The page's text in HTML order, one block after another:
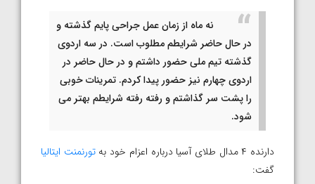
نه ماه از زمان عمل جراحی پایم گذشته و
در حال حاضر شرایطم مطلوب است. در سه اردوی
گذشته تیم ملی حضور داشتم و در حال حاضر در
اردوی چهارم نیز حضور پیدا کردم. تمرینات خوبی
را پشت سر گذاشتم و رفته رفته شرایطم بهتر می
شود.
دارنده ۴ مدال طلای آسیا درباره اعزام خود به
تورنمنت ایتالیا
گفت: